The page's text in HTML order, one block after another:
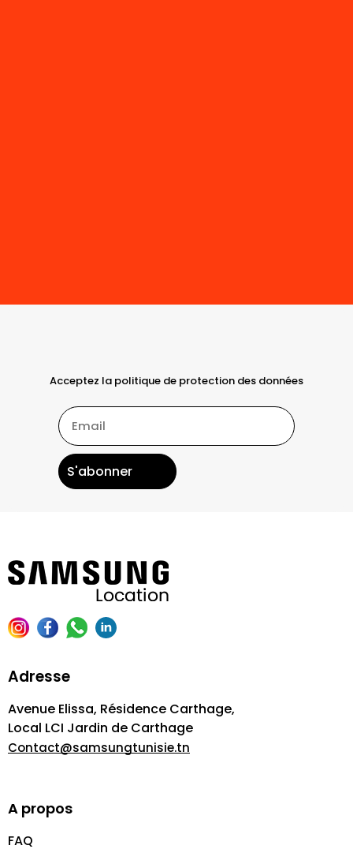
Acceptez la politique de protection des données
Adresse
Avenue Elissa, Résidence Carthage,
Local LCI Jardin de Carthage
Contact@samsungtunisie.tn
A propos
FAQ